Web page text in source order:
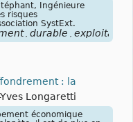
Ingénieure
risques
SystExt.
, durable , exploitation
: la
Longaretti
économique